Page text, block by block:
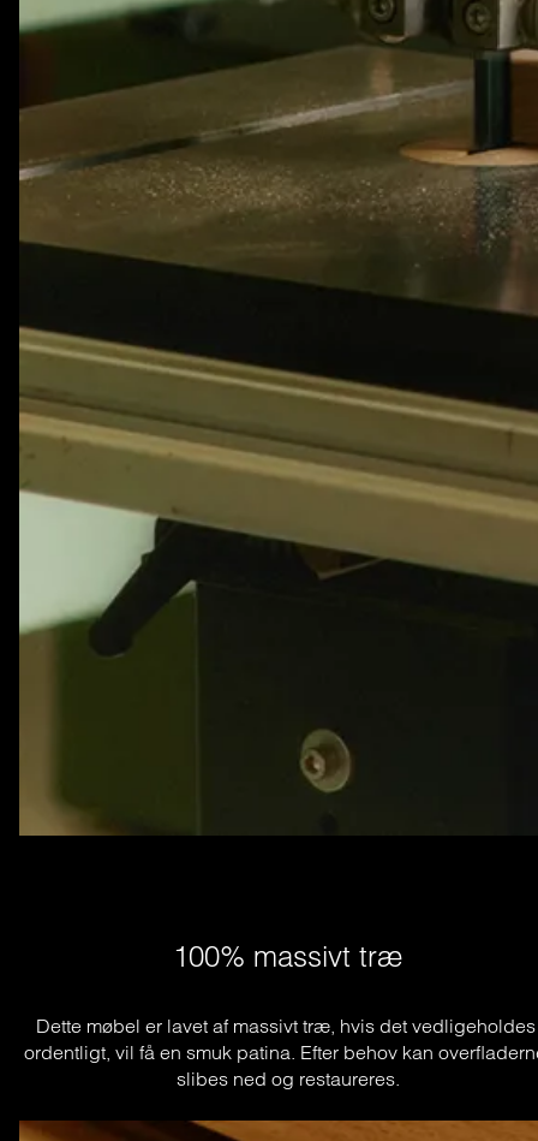
100% massivt træ
Dette møbel er lavet af massivt træ, hvis det vedligeholdes
ordentligt, vil få en smuk patina. Efter behov kan
slibes ned og restaureres.